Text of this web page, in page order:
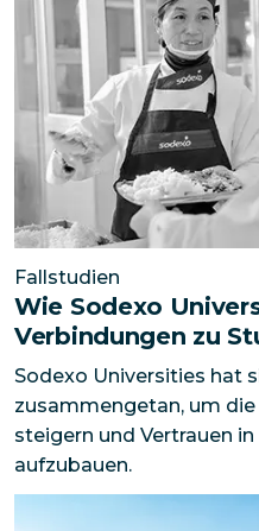
Fallstudien
Wie Sodexo
Verbindungen zu
Sodexo Universities hat
zusammengetan, um
steigern und Vertrauen
aufzubauen.